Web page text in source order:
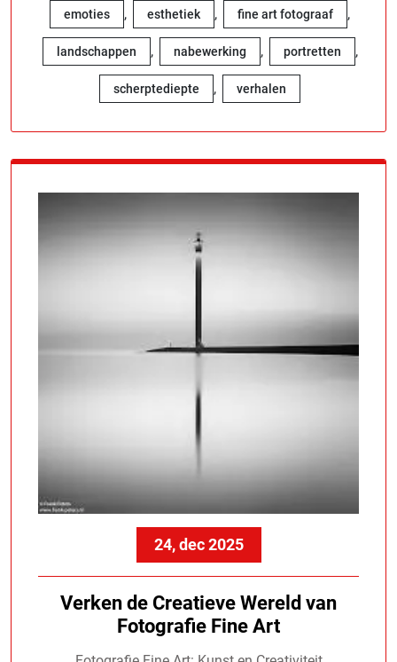
emoties , esthetiek , fine art fotograaf ,
landschappen , nabewerking , portretten ,
scherptediepte , verhalen
24, dec 2025
Verken de Creatieve Wereld van
Fotografie Fine Art